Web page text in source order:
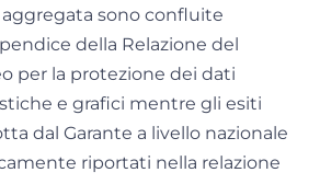
sono confluite
della Relazione del
per la protezione dei dati
e grafici mentre gli esiti
dal Garante a livello nazionale
riportati nella relazione